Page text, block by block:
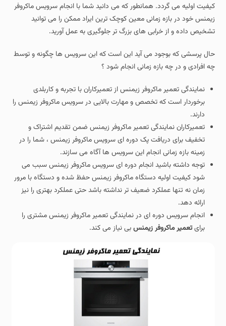
کیفیت اولیه می گردد. همانطور که می دانید شما با انجام سرویس ماکروفر
زیمنس خود در بازه زمانی معین کوچک ترین ایراد ممکن را می توانید
تشخیص داده و از خرابی های بزرگ تر جلوگیری به عمل آورید.
حال پرسشی که بوجود می آید این است که این سرویس ها چگونه و توسط
چه افرادی و در چه بازه زمانی انجام شود ؟
نمایندگی تعمیر ماکروفر زیمنس از تعمیرکاران با تجربه و کاربلدی
برخوردار است که تخصص و مهارت بالایی در سرویس ماکروفر زیمنس را
دارند.
تعمیرکاران نمایندگی تعمیر ماکروفر زیمنس ضمن تقدیم اشتراک و
تخفیف برای دریافت پک دوره ای سرویس ماکروفر زیمنس ، شما را در
زمینه بازه زمانی انجام این سرویس ها آگاه می سازند.
توجه داشته باشید انجام دوره ای سرویس ماکروفر زیمنس سبب می
شود کیفیت اولیه دستگاه ماکروفر زیمنس حفظ شده و دستگاه با مرور
زمان نه تنها عملکرد ضعیف تر نداشته باشد حتی عملکرد بهتری را نیز
ارائه دهد.
انجام سرویس دوره ای در نمایندگی تعمیر ماکروفر زیمنس مشتری را
برایتعمیر ماکروفر زیمنسبی نیاز می کند.